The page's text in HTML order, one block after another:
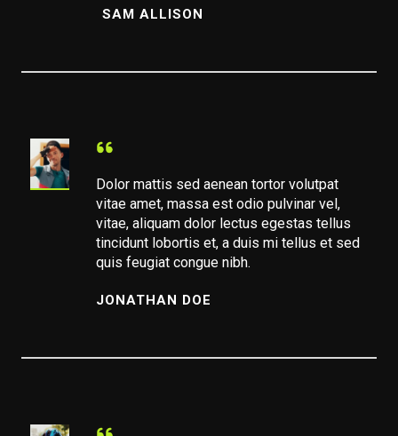
SAM ALLISON
Dolor mattis sed aenean tortor volutpat
vitae amet, massa est odio pulvinar vel,
vitae, aliquam dolor lectus egestas tellus
tincidunt lobortis et, a duis mi tellus et sed
quis feugiat congue nibh.
JONATHAN DOE